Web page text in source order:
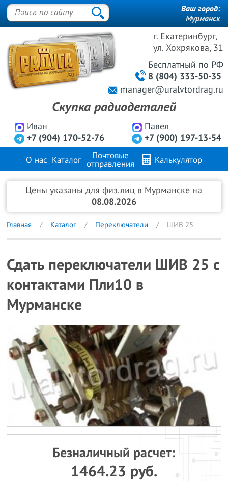
г. Екатеринбург,
ул. Хохрякова, 31
Иван
+7 (904) 170-52-76
Павел
+7 (900) 197-13-54
Бесплатный по РФ
8 (804) 333-50-35
manager@uralvtordrag.ru
Скупка радиодеталей
Ваш город:
Мурманск
О нас Каталог
Почтовые
отправления
Калькулятор
Продажа металлов Контакты
Цены указаны для физ.лиц в Мурманске на
08.08.2026
Главная Каталог Переключатели ШИВ 25
Сдать переключатели ШИВ 25 с
контактами Пли10 в
Мурманске
Безналичный расчет:
1464.23 руб.